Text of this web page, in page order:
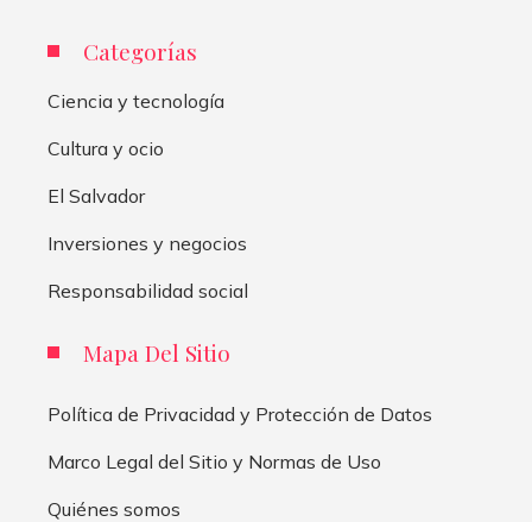
Categorías
Ciencia y tecnología
Cultura y ocio
El Salvador
Inversiones y negocios
Responsabilidad social
Mapa Del Sitio
Política de Privacidad y Protección de Datos
Marco Legal del Sitio y Normas de Uso
Quiénes somos